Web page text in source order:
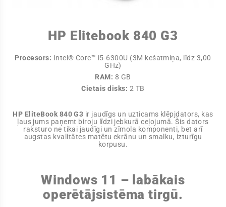
HP Elitebook 840 G3
Procesors: Intel® Core™ i5-6300U (3M kešatmiņa, līdz 3,00
GHz)
RAM: 8 GB
Cietais disks: 2 TB
HP EliteBook 840 G3 ir jaudīgs un uzticams klēpjdators, kas
ļaus jums paņemt biroju līdzi jebkurā ceļojumā. Šis dators
raksturo ne tikai jaudīgi un zīmola komponenti, bet arī
augstas kvalitātes matētu ekrānu un smalku, izturīgu
korpusu.
Windows 11 – labākais
operētājsistēma tirgū.